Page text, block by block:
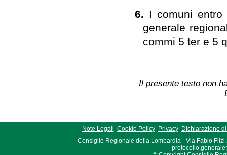
6. I comuni
generale
commi 5 ter e 5
Il presente testo non
Note Legali Cookie Policy Privacy
Dichiarazione
Consiglio Regionale della Lombardia - Via Fabio Filzi